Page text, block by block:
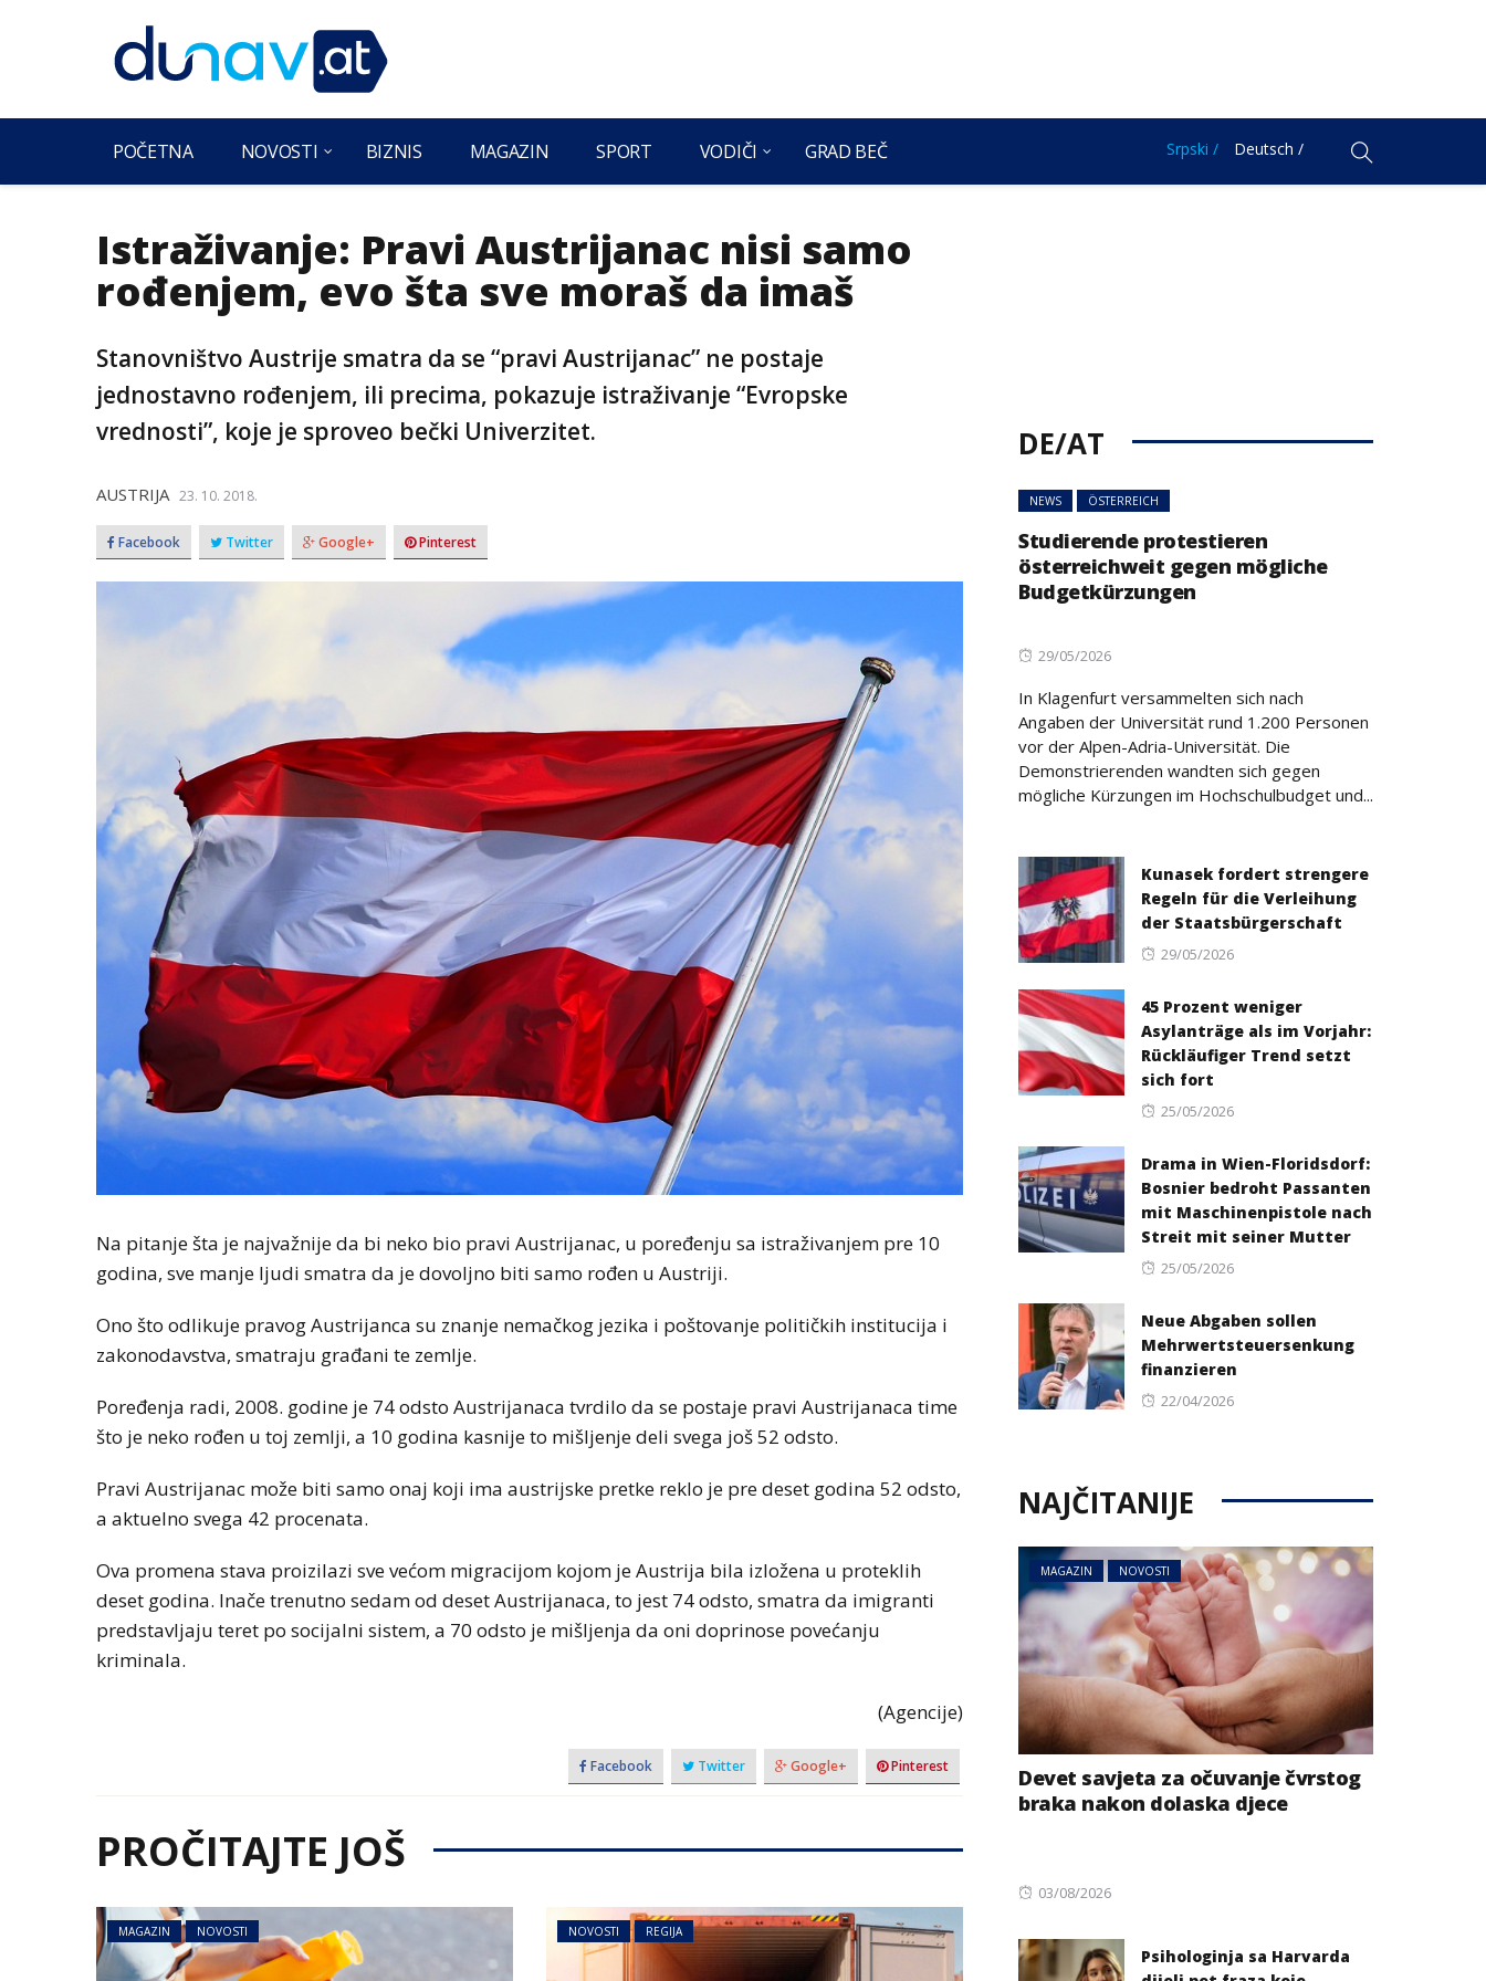
POČETNA NOVOSTI BIZNIS MAGAZIN SPORT VODIČI GRAD BEČ Srpski / Deutsch /
Istraživanje: Pravi Austrijanac nisi samo
rođenjem, evo šta sve moraš da imaš
Stanovništvo Austrije smatra da se “pravi Austrijanac” ne postaje
jednostavno rođenjem, ili precima, pokazuje istraživanje “Evropske
vrednosti”, koje je sproveo bečki Univerzitet.
AUSTRIJA 23. 10. 2018.
Facebook Twitter Google+ Pinterest
Na pitanje šta je najvažnije da bi neko bio pravi Austrijanac, u poređenju sa istraživanjem pre 10
godina, sve manje ljudi smatra da je dovoljno biti samo rođen u Austriji.
Ono što odlikuje pravog Austrijanca su znanje nemačkog jezika i poštovanje političkih institucija i
zakonodavstva, smatraju građani te zemlje.
Poređenja radi, 2008. godine je 74 odsto Austrijanaca tvrdilo da se postaje pravi Austrijanaca time
što je neko rođen u toj zemlji, a 10 godina kasnije to mišljenje deli svega još 52 odsto.
Pravi Austrijanac može biti samo onaj koji ima austrijske pretke reklo je pre deset godina 52 odsto,
a aktuelno svega 42 procenata.
Ova promena stava proizilazi sve većom migracijom kojom je Austrija bila izložena u proteklih
deset godina. Inače trenutno sedam od deset Austrijanaca, to jest 74 odsto, smatra da imigranti
predstavljaju teret po socijalni sistem, a 70 odsto je mišljenja da oni doprinose povećanju
kriminala.
(Agencije)
Facebook Twitter Google+ Pinterest
PROČITAJTE JOŠ
MAGAZIN NOVOSTI NOVOSTI REGIJA
DE/AT
NEWS ÖSTERREICH
Studierende protestieren
österreichweit gegen mögliche
Budgetkürzungen
Posted
29/05/2026
In Klagenfurt versammelten sich nach
Angaben der Universität rund 1.200 Personen
vor der Alpen-Adria-Universität. Die
Demonstrierenden wandten sich gegen
mögliche Kürzungen im Hochschulbudget und...
Kunasek fordert strengere
Regeln für die Verleihung
der Staatsbürgerschaft
Posted
29/05/2026
45 Prozent weniger
Asylanträge als im Vorjahr:
Rückläufiger Trend setzt
sich fort
Posted
25/05/2026
Drama in Wien-Floridsdorf:
Bosnier bedroht Passanten
mit Maschinenpistole nach
Streit mit seiner Mutter
Posted
25/05/2026
Neue Abgaben sollen
Mehrwertsteuersenkung
finanzieren
Posted
22/04/2026
NAJČITANIJE
MAGAZIN NOVOSTI
Devet savjeta za očuvanje čvrstog
braka nakon dolaska djece
Posted
03/08/2026
Psihologinja sa Harvarda